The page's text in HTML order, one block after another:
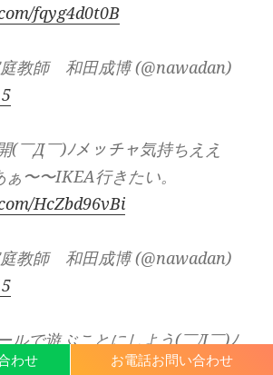
わせ お電話お問い合わせ
fqyg4d0t0B
教師 和田成博 (@nawadan)
(￣Д￣)ﾉメッチャ気持ちええ
〜〜IKEA行きたい。
HcZbd96vBi
教師 和田成博 (@nawadan)
ルで遊ぶことにしよう(￣Д￣)ﾉ
で全開プレイ！